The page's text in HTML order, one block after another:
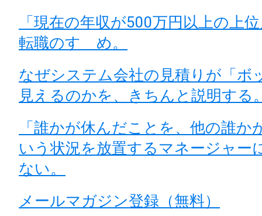
「現在の年収が500万円以上の上
転職のすゝめ。
なぜシステム会社の見積りが「ボ
見えるのかを、きちんと説明する
「誰かが休んだことを、他の誰か
いう状況を放置するマネージャー
ない。
メールマガジン登録（無料）